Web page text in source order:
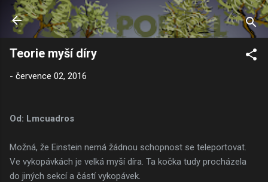
Přeskočit na hlavní obsah
Teorie myší díry
- července 02, 2016
Od: Lmcuadros
Možná, že Einstein nemá žádnou schopnost se teleportovat.
Ve vykopávkách je velká myší díra. Ta kočka tudy procházela
do jiných sekcí a částí vykopávek.